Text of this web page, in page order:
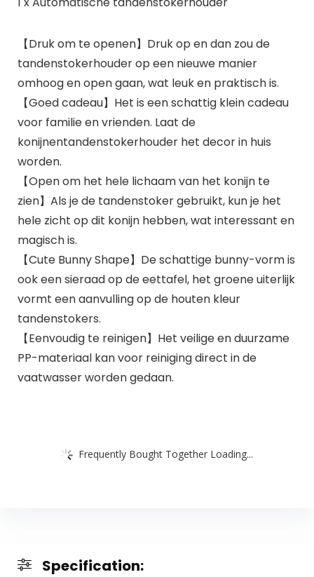
【Druk om te openen】Druk op en dan zou de
tandenstokerhouder op een nieuwe manier
omhoog en open gaan, wat leuk en praktisch is.
【Goed cadeau】Het is een schattig klein cadeau
voor familie en vrienden. Laat de
konijnentandenstokerhouder het decor in huis
worden.
【Open om het hele lichaam van het konijn te
zien】Als je de tandenstoker gebruikt, kun je het
hele zicht op dit konijn hebben, wat interessant en
magisch is.
【Cute Bunny Shape】De schattige bunny-vorm is
ook een sieraad op de eettafel, het groene uiterlijk
vormt een aanvulling op de houten kleur
tandenstokers.
【Eenvoudig te reinigen】Het veilige en duurzame
PP-materiaal kan voor reiniging direct in de
vaatwasser worden gedaan.
Frequently Bought Together Loading...
Specification: